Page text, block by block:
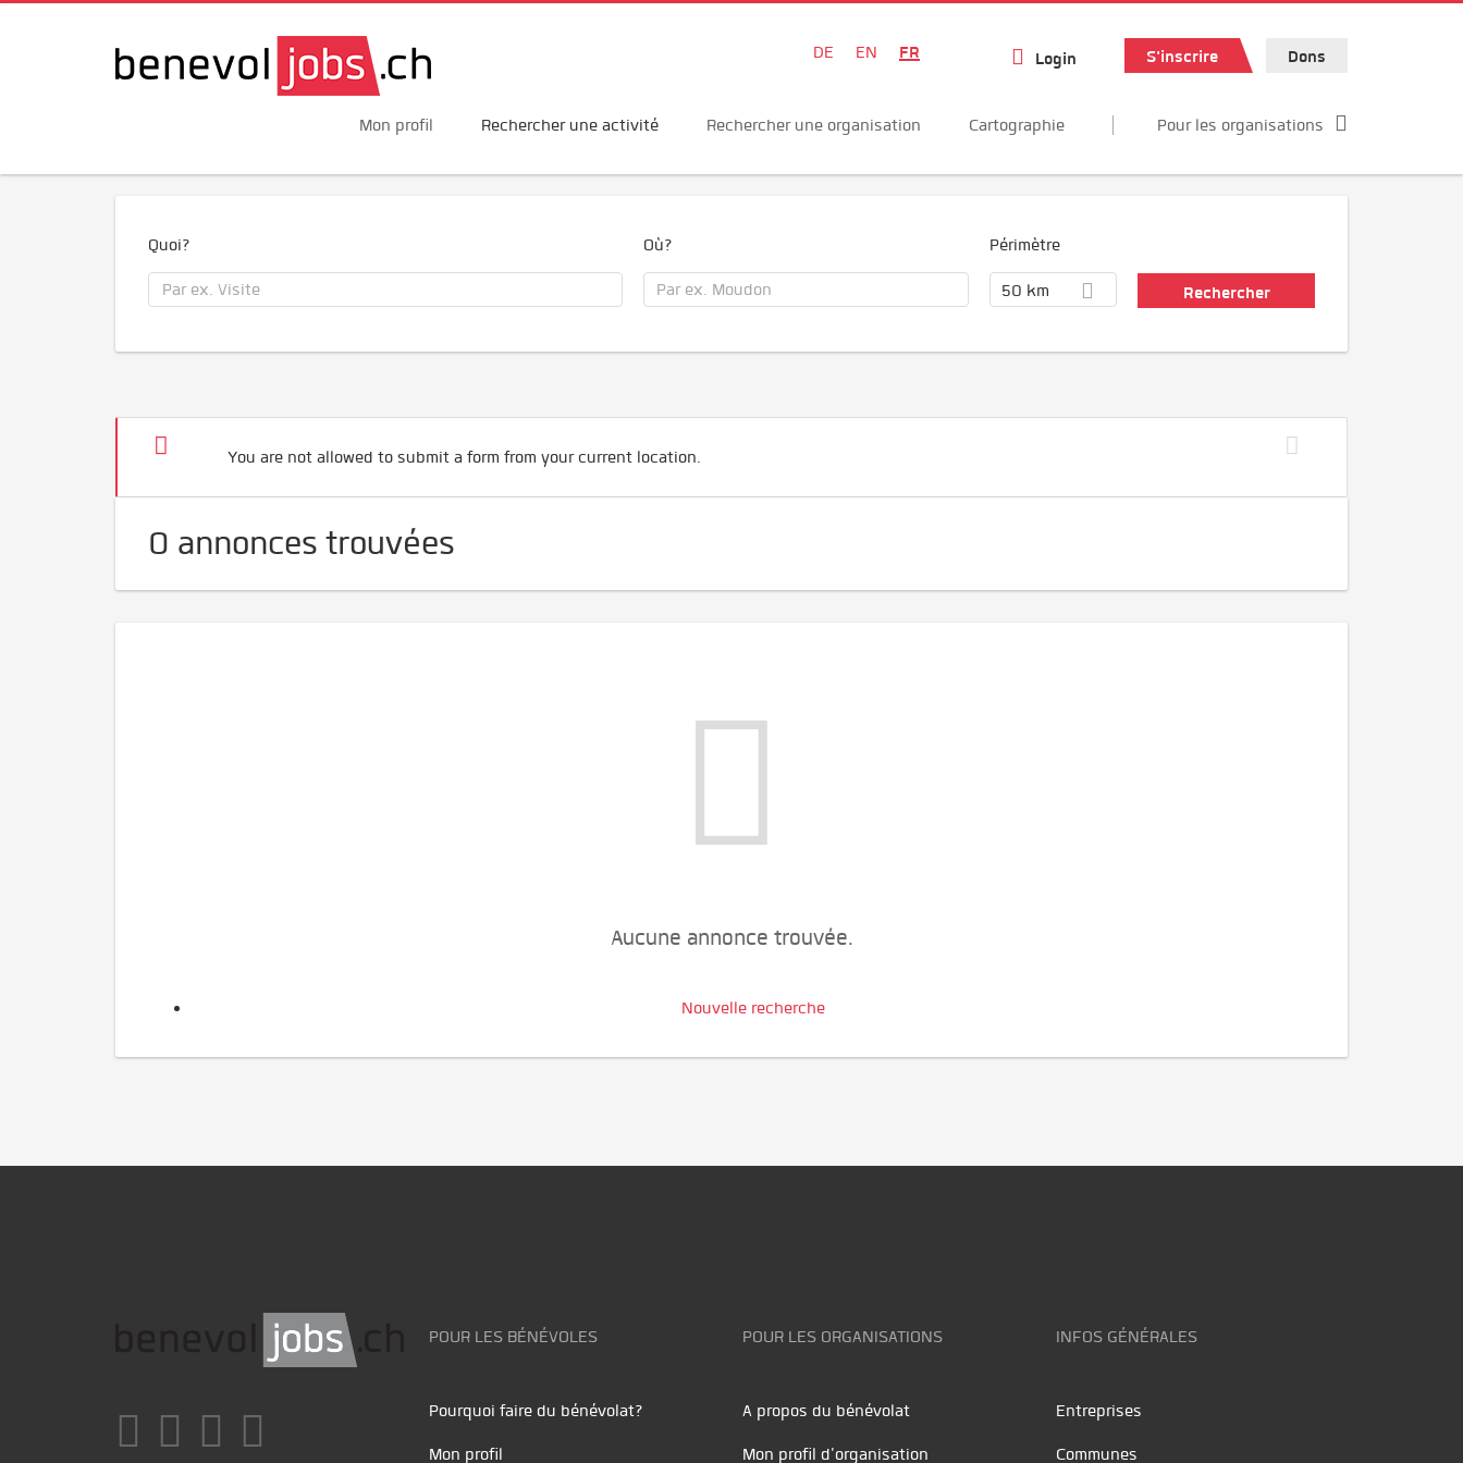
DE EN FR Login S'inscrire Dons
Mon profil Rechercher une activité Rechercher une organisation Cartographie Pour les organisations
Quoi? Où? Périmètre
50 km
You are not allowed to submit a form from your current location.
0 annonces trouvées
Aucune annonce trouvée.
Nouvelle recherche
POUR LES BÉNÉVOLES
Pourquoi faire du bénévolat?
Mon profil
POUR LES ORGANISATIONS
A propos du bénévolat
Mon profil d'organisation
INFOS GÉNÉRALES
Entreprises
Communes